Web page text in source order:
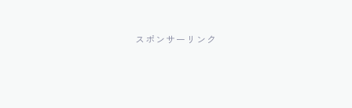
スポンサーリンク